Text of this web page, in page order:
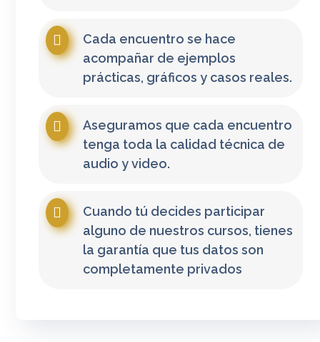
Cada encuentro se hace
acompañar de ejemplos
prácticas, gráficos y casos reales.
Aseguramos que cada encuentro
tenga toda la calidad técnica de
audio y video.
Cuando tú decides participar
alguno de nuestros cursos, tienes
la garantía que tus datos son
completamente privados